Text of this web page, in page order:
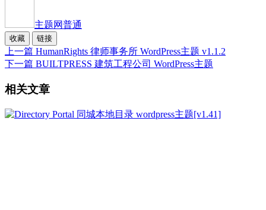
主题网普通
收藏 链接
上一篇 HumanRights 律师事务所 WordPress主题 v1.1.2
下一篇 BUILTPRESS 建筑工程公司 WordPress主题
相关文章